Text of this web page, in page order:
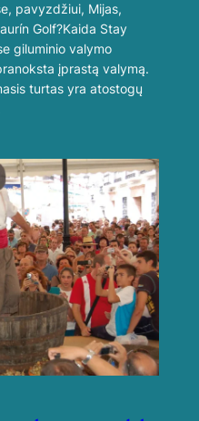
pavyzdžiui, Mijas,
Golf?Kaida Stay
giluminio valymo
įprastą valymą.
turtas yra atostogų